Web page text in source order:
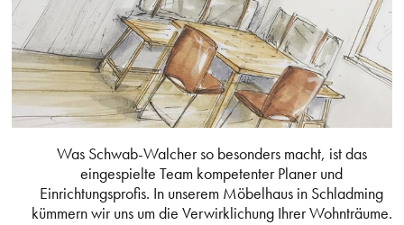
Was Schwab-Walcher so besonders macht, ist das
eingespielte Team kompetenter Planer und
Einrichtungsprofis. In unserem Möbelhaus in Schladming
kümmern wir uns um die Verwirklichung Ihrer Wohnträume.